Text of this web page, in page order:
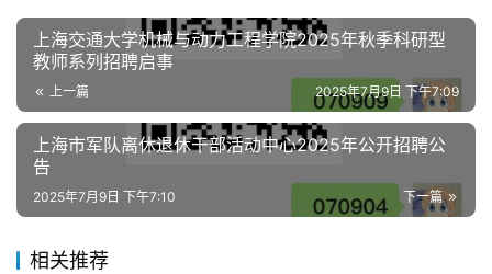
上海交通大学机械与动力工程学院2025年秋季科研型
教师系列招聘启事
上一篇 2025年7月9日 下午7:09
上海市军队离休退休干部活动中心2025年公开招聘公
告
下一篇
2025年7月9日 下午7:10
相关推荐